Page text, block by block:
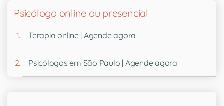
Psicólogo online ou presencial
Terapia online | Agende agora
Psicólogos em São Paulo | Agende agora